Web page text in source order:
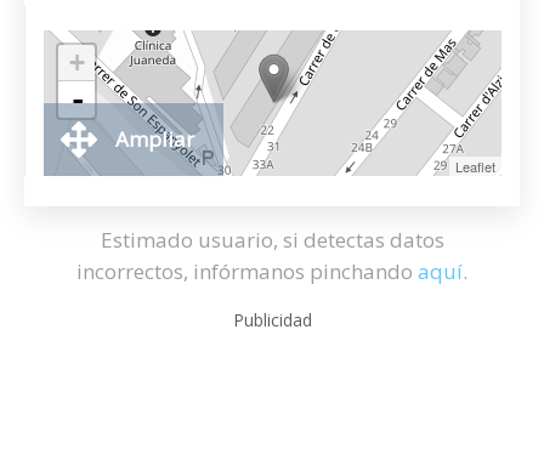
+
-
Leaflet
Ampliar
Estimado usuario, si detectas datos
incorrectos, infórmanos pinchando aquí.
Publicidad